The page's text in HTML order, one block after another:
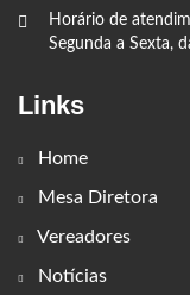
Horário de
Segunda a Sexta,
Links
Home
Mesa Diretora
Vereadores
Notícias